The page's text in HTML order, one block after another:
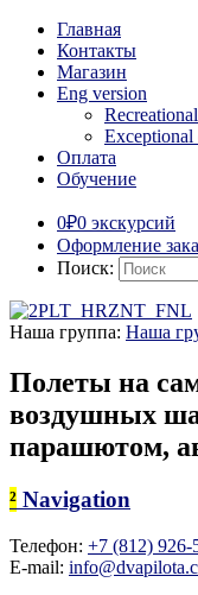
Главная
Контакты
Магазин
Eng version
Exceptional
Оплата
Обучение
0₽0 экскурсий
Оформление
Поиск:
Наша группа: Наша
Полеты на
воздушных
парашютом,
² Navigation
Телефон: +7 (812) 926-
E-mail: